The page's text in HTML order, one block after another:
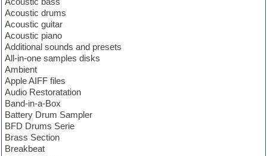
Acoustic drums
Acoustic guitar
Acoustic piano
Additional sounds and presets
All-in-one samples disks
Ambient
Apple AIFF files
Audio Restoratation
Band-in-a-Box
Battery Drum Sampler
BFD Drums Serie
Brass Section
Breakbeat